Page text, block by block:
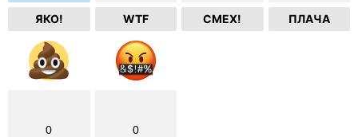
ЯКО! WTF СМЕХ! ПЛАЧА
0 0